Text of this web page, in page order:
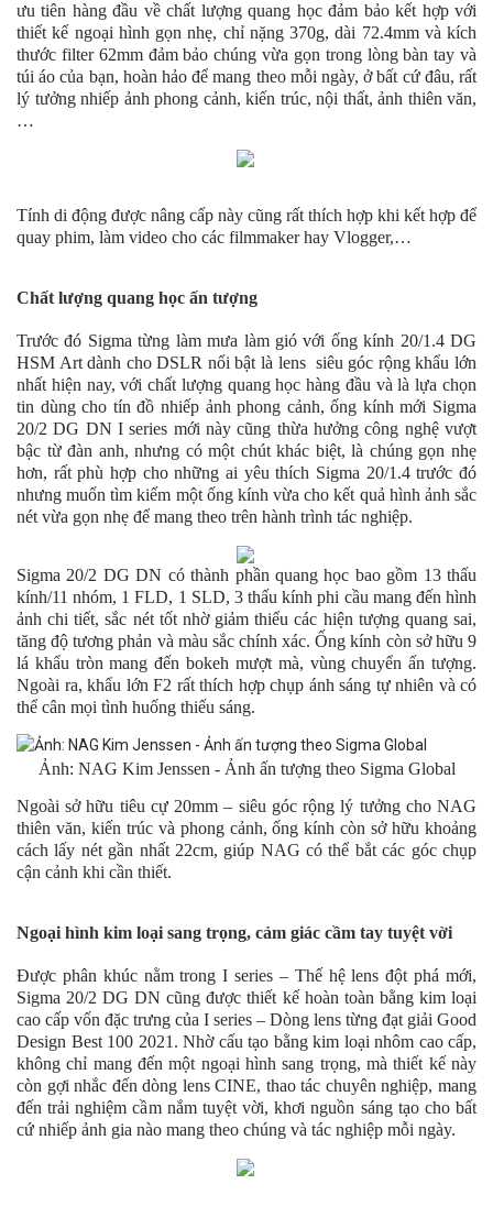
ưu tiên hàng đầu về chất lượng quang học đảm bảo kết hợp với
thiết kế ngoại hình gọn nhẹ, chỉ nặng 370g, dài 72.4mm và kích
thước filter 62mm đảm bảo chúng vừa gọn trong lòng bàn tay và
túi áo của bạn, hoàn hảo để mang theo mỗi ngày, ở bất cứ đâu, rất
lý tưởng nhiếp ảnh phong cảnh, kiến trúc, nội thất, ảnh thiên văn,
…
Tính di động được nâng cấp này cũng rất thích hợp khi kết hợp để
quay phim, làm video cho các filmmaker hay Vlogger,…
Chất lượng quang học ấn tượng
Trước đó Sigma từng làm mưa làm gió với ống kính 20/1.4 DG
HSM Art dành cho DSLR nổi bật là lens siêu góc rộng khẩu lớn
nhất hiện nay, với chất lượng quang học hàng đầu và là lựa chọn
tin dùng cho tín đồ nhiếp ảnh phong cảnh, ống kính mới Sigma
20/2 DG DN I series mới này cũng thừa hưởng công nghệ vượt
bậc từ đàn anh, nhưng có một chút khác biệt, là chúng gọn nhẹ
hơn, rất phù hợp cho những ai yêu thích Sigma 20/1.4 trước đó
nhưng muốn tìm kiếm một ống kính vừa cho kết quả hình ảnh sắc
nét vừa gọn nhẹ để mang theo trên hành trình tác nghiệp.
Sigma 20/2 DG DN có thành phần quang học bao gồm 13 thấu
kính/11 nhóm, 1 FLD, 1 SLD, 3 thấu kính phi cầu mang đến hình
ảnh chi tiết, sắc nét tốt nhờ giảm thiểu các hiện tượng quang sai,
tăng độ tương phản và màu sắc chính xác. Ống kính còn sở hữu 9
lá khẩu tròn mang đến bokeh mượt mà, vùng chuyển ấn tượng.
Ngoài ra, khẩu lớn F2 rất thích hợp chụp ánh sáng tự nhiên và có
thể cân mọi tình huống thiếu sáng.
Ảnh: NAG Kim Jenssen - Ảnh ấn tượng theo Sigma Global
Ngoài sở hữu tiêu cự 20mm – siêu góc rộng lý tưởng cho NAG
thiên văn, kiến trúc và phong cảnh, ống kính còn sở hữu khoảng
cách lấy nét gần nhất 22cm, giúp NAG có thể bắt các góc chụp
cận cảnh khi cần thiết.
Ngoại hình kim loại sang trọng, cảm giác cầm tay tuyệt vời
Được phân khúc nằm trong I series – Thế hệ lens đột phá mới,
Sigma 20/2 DG DN cũng được thiết kế hoàn toàn bằng kim loại
cao cấp vốn đặc trưng của I series – Dòng lens từng đạt giải Good
Design Best 100 2021. Nhờ cấu tạo bằng kim loại nhôm cao cấp,
không chỉ mang đến một ngoại hình sang trọng, mà thiết kế này
còn gợi nhắc đến dòng lens CINE, thao tác chuyên nghiệp, mang
đến trải nghiệm cầm nắm tuyệt vời, khơi nguồn sáng tạo cho bất
cứ nhiếp ảnh gia nào mang theo chúng và tác nghiệp mỗi ngày.